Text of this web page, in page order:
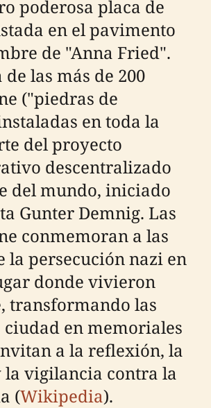
poderosa placa de
en el pavimento
de "Anna Fried".
de las más de 200
("piedras de
en toda la
del proyecto
descentralizado
del mundo, iniciado
Gunter Demnig. Las
conmemoran a las
la persecución nazi en
donde vivieron
transformando las
ciudad en memoriales
a la reflexión, la
vigilancia contra la
(Wikipedia).